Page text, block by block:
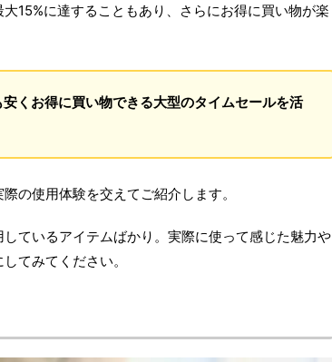
15%に達することもあり、さらにお得に買い物が楽
くお得に買い物できる大型のタイムセールを活
の使用体験を交えてご紹介します。
ているアイテムばかり。実際に使って感じた魅力や
てみてください。